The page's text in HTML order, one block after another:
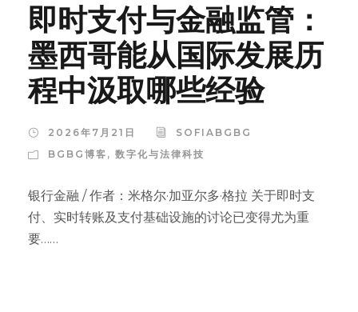
即时支付与金融监管：
墨西哥能从国际发展历
程中汲取哪些经验
2026年7月21日
SOFIABGBG
BGBG博客 , 数字化与法律科技
银行金融 / 作者：米格尔·加亚尔多·格拉 关于即时支
付、实时转账及支付基础设施的讨论已变得尤为重
要……